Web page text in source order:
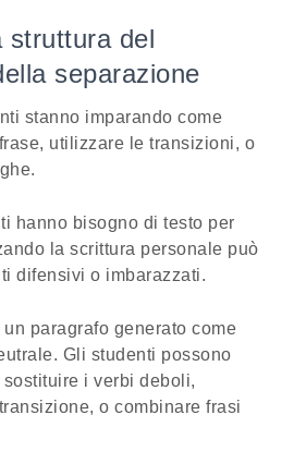
struttura del
separazione
stanno imparando come
utilizzare le transizioni, o
hanno bisogno di testo per
la scrittura personale può
difensivi o imbarazzati.
paragrafo generato come
Gli studenti possono
i verbi deboli,
o combinare frasi